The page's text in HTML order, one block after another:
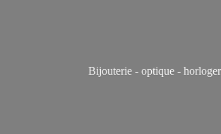
Bijouterie - optique -